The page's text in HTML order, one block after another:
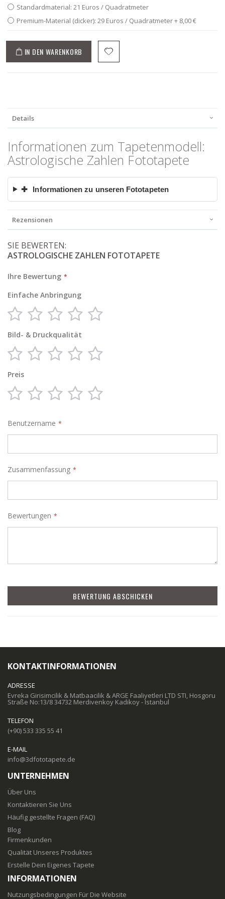
Standardmaterial: 21 Euros / Quadratmeter
Premium-Material (dicker): 29 Euros / Quadratmeter+ 8,00 €
IN DEN WARENKORB
Details
Informationen zum Tapetenmodell:
Astrologische Zahlen Fototapete
✚ Informationen zu unseren Fototapeten
Rezensionen
SIE BEWERTEN:
ASTROLOGISCHE ZAHLEN FOTOTAPETE
Ihre Bewertung
Einfache Anbringung
1
2
3
4
Bild- & Druckqualität
1
2
3
4
Preis
1
2
3
4
Benutzername
Zusammenfassung
Bewertungen
BEWERTUNG ABSCHICKEN
KONTAKTINFORMATIONEN
ADRESSE
Evreka Girisimcilik & Matbaacilik & ARGE Faaliyetleri LTD STI, Hosgoru
Straße No:13/8 34732 Merdivenkoy Kadikoy - Istanbul
TELEFON
(+90) 533 335 55 41
E-MAIL
info@3dfototapete.de
UNTERNEHMEN
Über Uns
Kontaktieren Sie Uns
Häufig gestellte Fragen (FAQ)
Blog
Firmenkunden
Qualität Unseres Produktes
Erstelle Dein Eigenes Tapete
INFORMATIONEN
Nutzungsbedingungen Für Die Website